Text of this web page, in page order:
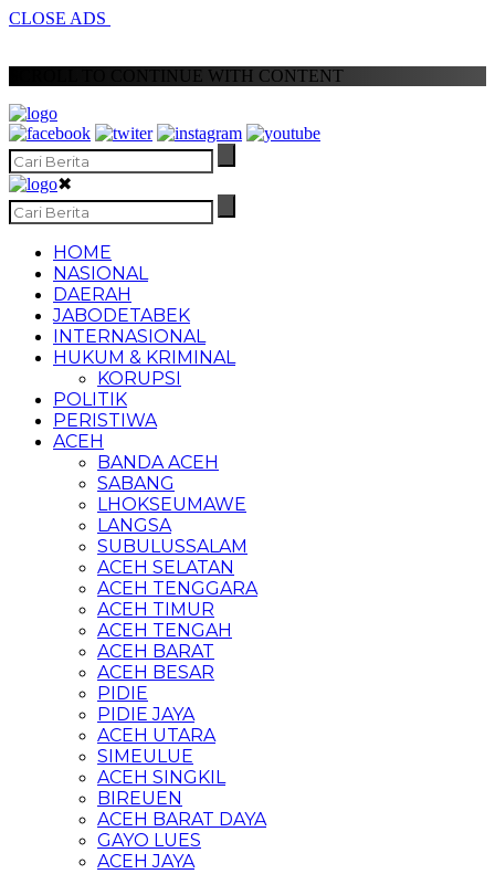
CLOSE ADS
SCROLL TO CONTINUE WITH CONTENT
✖
HOME
NASIONAL
DAERAH
JABODETABEK
INTERNASIONAL
HUKUM & KRIMINAL
KORUPSI
POLITIK
PERISTIWA
ACEH
BANDA ACEH
SABANG
LHOKSEUMAWE
LANGSA
SUBULUSSALAM
ACEH SELATAN
ACEH TENGGARA
ACEH TIMUR
ACEH TENGAH
ACEH BARAT
ACEH BESAR
PIDIE
PIDIE JAYA
ACEH UTARA
SIMEULUE
ACEH SINGKIL
BIREUEN
ACEH BARAT DAYA
GAYO LUES
ACEH JAYA